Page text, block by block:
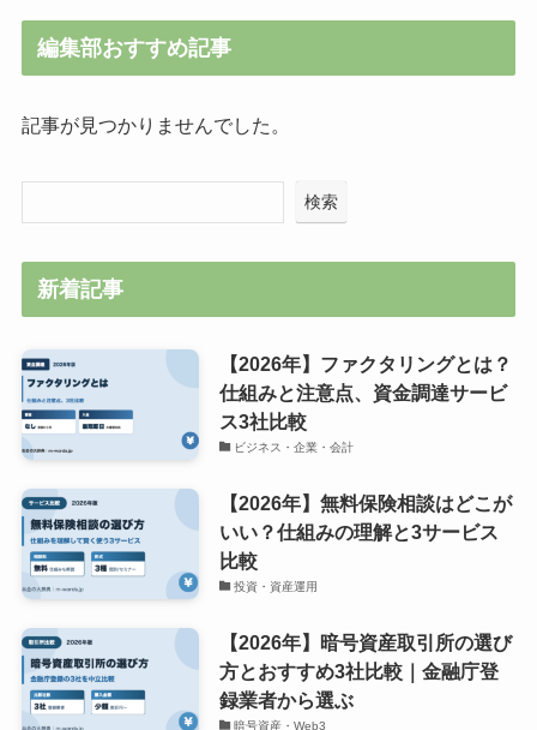
編集部おすすめ記事
記事が見つかりませんでした。
検索
新着記事
【2026年】ファクタリングとは？
仕組みと注意点、資金調達サービ
ス3社比較
ビジネス・企業・会計
【2026年】無料保険相談はどこが
いい？仕組みの理解と3サービス
比較
投資・資産運用
【2026年】暗号資産取引所の選び
方とおすすめ3社比較｜金融庁登
録業者から選ぶ
暗号資産・Web3